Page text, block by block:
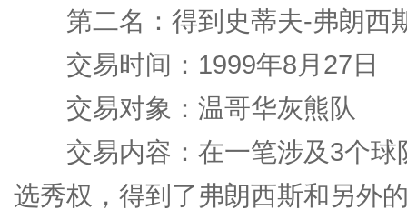
第二名：得到史蒂夫-弗朗西
交易时间：1999年8月27日
交易对象：温哥华灰熊队
交易内容：在一笔涉及3个球
选秀权，得到了弗朗西斯和另外